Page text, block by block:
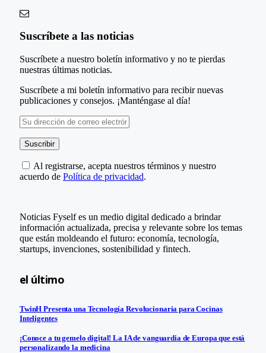
Suscríbete a las noticias
Suscríbete a nuestro boletín informativo y no te pierdas
nuestras últimas noticias.
Suscríbete a mi boletín informativo para recibir nuevas
publicaciones y consejos. ¡Manténgase al día!
Al registrarse, acepta nuestros términos y nuestro
acuerdo de Política de privacidad.
Noticias Fyself es un medio digital dedicado a brindar
información actualizada, precisa y relevante sobre los temas
que están moldeando el futuro: economía, tecnología,
startups, invenciones, sostenibilidad y fintech.
el último
TwinH Presenta una Tecnología Revolucionaria para Cocinas
Inteligentes
¡Conoce a tu gemelo digital! La IA de vanguardia de Europa que está
personalizando la medicina